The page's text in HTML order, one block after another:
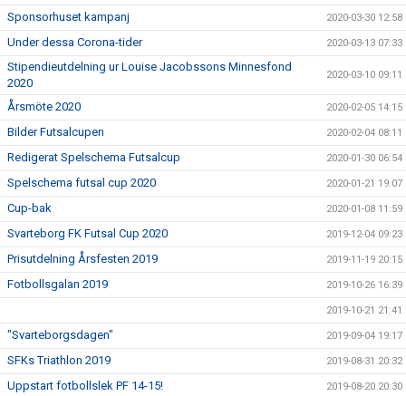
Sponsorhuset kampanj 2020-03-30 12:58
Under dessa Corona-tider 2020-03-13 07:33
Stipendieutdelning ur Louise Jacobssons Minnesfond
2020
2020-03-10 09:11
Årsmöte 2020 2020-02-05 14:15
Bilder Futsalcupen 2020-02-04 08:11
Redigerat Spelschema Futsalcup 2020-01-30 06:54
Spelschema futsal cup 2020 2020-01-21 19:07
Cup-bak 2020-01-08 11:59
Svarteborg FK Futsal Cup 2020 2019-12-04 09:23
Prisutdelning Årsfesten 2019 2019-11-19 20:15
Fotbollsgalan 2019 2019-10-26 16:39
2019-10-21 21:41
"Svarteborgsdagen" 2019-09-04 19:17
SFKs Triathlon 2019 2019-08-31 20:32
Uppstart fotbollslek PF 14-15! 2019-08-20 20:30